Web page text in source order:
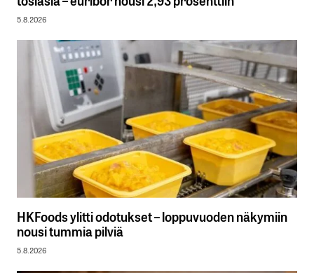
5.8.2026
HKFoods ylitti odotukset – loppuvuoden näkymiin
nousi tummia pilviä
5.8.2026